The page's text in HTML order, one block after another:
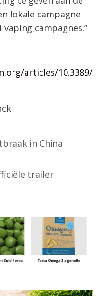
lokale campagne
campagnes.”
articles/10.3389/
in China
trailer